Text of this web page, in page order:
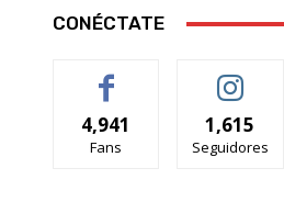
CONÉCTATE
4,941
Fans
1,615
Seguidores